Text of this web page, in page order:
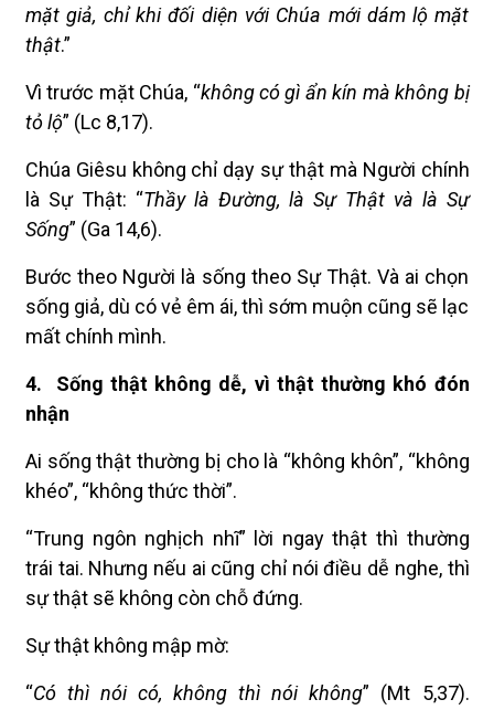
mặt giả, chỉ khi đối diện với Chúa mới dám lộ mặt
thật.”
Vì trước mặt Chúa, “không có gì ẩn kín mà không bị
tỏ lộ” (Lc 8,17).
Chúa Giêsu không chỉ dạy sự thật mà Người chính
là Sự Thật: “Thầy là Đường, là Sự Thật và là Sự
Sống” (Ga 14,6).
Bước theo Người là sống theo Sự Thật. Và ai chọn
sống giả, dù có vẻ êm ái, thì sớm muộn cũng sẽ lạc
mất chính mình.
4.
Sống thật không dễ, vì thật thường khó đón
nhận
Ai sống thật thường bị cho là “không khôn”, “không
khéo”, “không thức thời”.
“Trung ngôn nghịch nhĩ” lời ngay thật thì thường
trái tai. Nhưng nếu ai cũng chỉ nói điều dễ nghe, thì
sự thật sẽ không còn chỗ đứng.
Sự thật không mập mờ:
“Có thì nói có, không thì nói không” (Mt 5,37).